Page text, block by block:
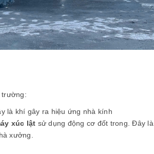
trường:
là khí gây ra hiệu ứng nhà kính
xúc lật sử dụng động cơ đốt trong. Đây là
xưởng.